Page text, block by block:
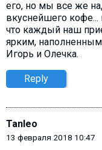
его, но мы все же
вкуснейшего кофе...
что каждый наш
ярким,
Игорь и Олечка.
Reply
Tanleo
13 февраля 2018 10:47